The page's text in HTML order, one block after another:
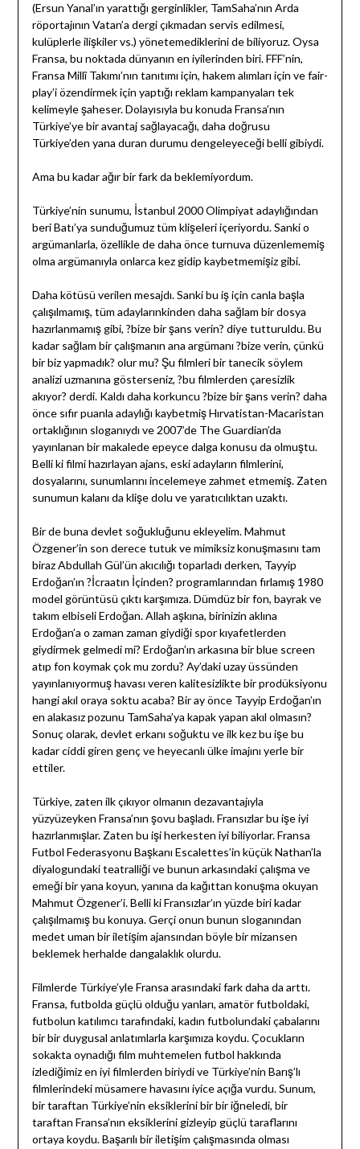
(Ersun Yanal’ın yarattığı gerginlikler, TamSaha’nın Arda
röportajının Vatan’a dergi çıkmadan servis edilmesi,
kulüplerle ilişkiler vs.) yönetemediklerini de biliyoruz. Oysa
Fransa, bu noktada dünyanın en iyilerinden biri. FFF’nin,
Fransa Millî Takımı’nın tanıtımı için, hakem alımları için ve fair-
play’i özendirmek için yaptığı reklam kampanyaları tek
kelimeyle şaheser. Dolayısıyla bu konuda Fransa’nın
Türkiye’ye bir avantaj sağlayacağı, daha doğrusu
Türkiye’den yana duran durumu dengeleyeceği belli gibiydi.
Ama bu kadar ağır bir fark da beklemiyordum.
Türkiye’nin sunumu, İstanbul 2000 Olimpiyat adaylığından
beri Batı’ya sunduğumuz tüm klişeleri içeriyordu. Sanki o
argümanlarla, özellikle de daha önce turnuva düzenlememiş
olma argümanıyla onlarca kez gidip kaybetmemişiz gibi.
Daha kötüsü verilen mesajdı. Sanki bu iş için canla başla
çalışılmamış, tüm adaylarınkinden daha sağlam bir dosya
hazırlanmamış gibi, ?bize bir şans verin? diye tutturuldu. Bu
kadar sağlam bir çalışmanın ana argümanı ?bize verin, çünkü
bir biz yapmadık? olur mu? Şu filmleri bir tanecik söylem
analizi uzmanına gösterseniz, ?bu filmlerden çaresizlik
akıyor? derdi. Kaldı daha korkuncu ?bize bir şans verin? daha
önce sıfır puanla adaylığı kaybetmiş Hırvatistan-Macaristan
ortaklığının sloganıydı ve 2007’de The Guardian’da
yayınlanan bir makalede epeyce dalga konusu da olmuştu.
Belli ki filmi hazırlayan ajans, eski adayların filmlerini,
dosyalarını, sunumlarını incelemeye zahmet etmemiş. Zaten
sunumun kalanı da klişe dolu ve yaratıcılıktan uzaktı.
Bir de buna devlet soğukluğunu ekleyelim. Mahmut
Özgener’in son derece tutuk ve mimiksiz konuşmasını tam
biraz Abdullah Gül’ün akıcılığı toparladı derken, Tayyip
Erdoğan’ın ?İcraatın İçinden? programlarından fırlamış 1980
model görüntüsü çıktı karşımıza. Dümdüz bir fon, bayrak ve
takım elbiseli Erdoğan. Allah aşkına, birinizin aklına
Erdoğan’a o zaman zaman giydiği spor kıyafetlerden
giydirmek gelmedi mi? Erdoğan’ın arkasına bir blue screen
atıp fon koymak çok mu zordu? Ay’daki uzay üssünden
yayınlanıyormuş havası veren kalitesizlikte bir prodüksiyonu
hangi akıl oraya soktu acaba? Bir ay önce Tayyip Erdoğan’ın
en alakasız pozunu TamSaha’ya kapak yapan akıl olmasın?
Sonuç olarak, devlet erkanı soğuktu ve ilk kez bu işe bu
kadar ciddi giren genç ve heyecanlı ülke imajını yerle bir
ettiler.
Türkiye, zaten ilk çıkıyor olmanın dezavantajıyla
yüzyüzeyken Fransa’nın şovu başladı. Fransızlar bu işe iyi
hazırlanmışlar. Zaten bu işi herkesten iyi biliyorlar. Fransa
Futbol Federasyonu Başkanı Escalettes’in küçük Nathan’la
diyalogundaki teatralliği ve bunun arkasındaki çalışma ve
emeği bir yana koyun, yanına da kağıttan konuşma okuyan
Mahmut Özgener’i. Belli ki Fransızlar’ın yüzde biri kadar
çalışılmamış bu konuya. Gerçi onun bunun sloganından
medet uman bir iletişim ajansından böyle bir mizansen
beklemek herhalde dangalaklık olurdu.
Filmlerde Türkiye’yle Fransa arasındaki fark daha da arttı.
Fransa, futbolda güçlü olduğu yanları, amatör futboldaki,
futbolun katılımcı tarafındaki, kadın futbolundaki çabalarını
bir bir duygusal anlatımlarla karşımıza koydu. Çocukların
sokakta oynadığı film muhtemelen futbol hakkında
izlediğimiz en iyi filmlerden biriydi ve Türkiye’nin Barış’lı
filmlerindeki müsamere havasını iyice açığa vurdu. Sunum,
bir taraftan Türkiye’nin eksiklerini bir bir iğneledi, bir
taraftan Fransa’nın eksiklerini gizleyip güçlü taraflarını
ortaya koydu. Başarılı bir iletişim çalışmasında olması